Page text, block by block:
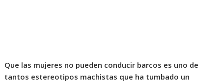
Que las mujeres no pueden conducir barcos es uno de
tantos estereotipos machistas que ha tumbado un